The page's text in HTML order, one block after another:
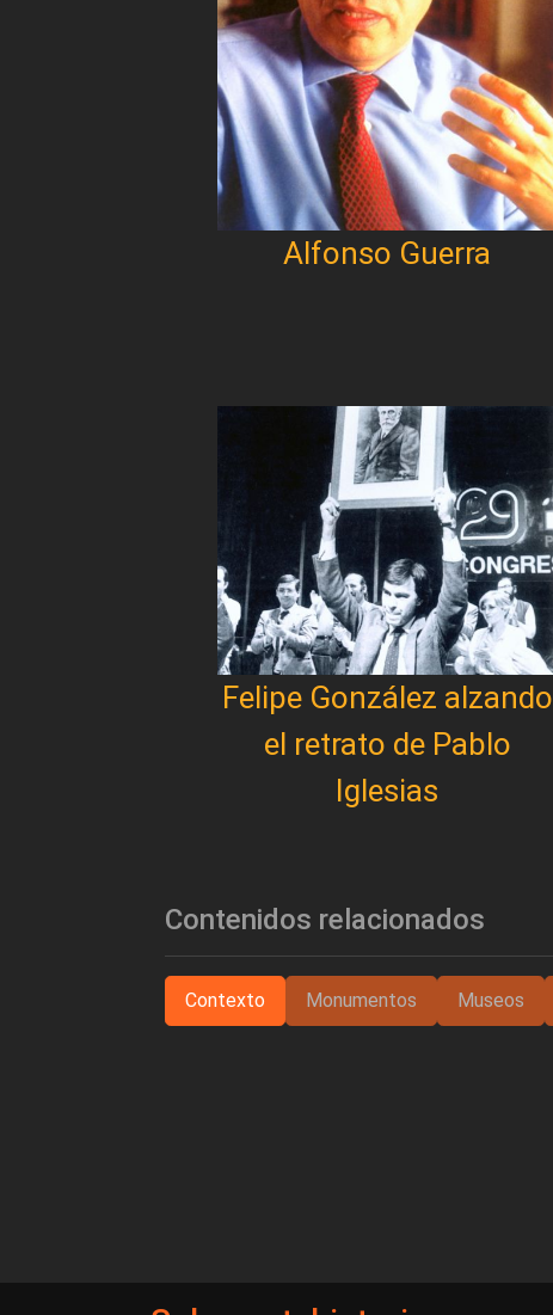
Alfonso Guerra
Felipe González alzando
el retrato de Pablo
Iglesias
Contenidos relacionados
Contexto Monumentos Museos